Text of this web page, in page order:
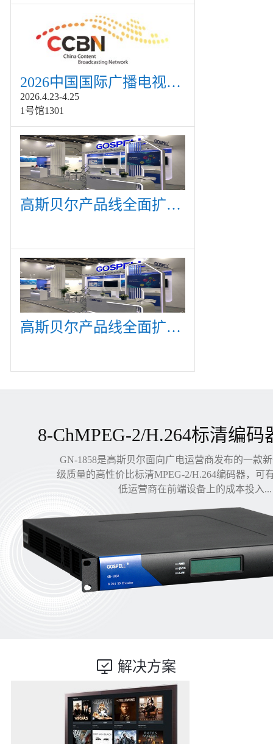
2026中国国际广播电视信息网络展览会展
2026.4.23-4.25
1号馆1301
高斯贝尔产品线全面扩展，众多新产品亮相CommunicAsia 2019
高斯贝尔产品线全面扩展，众多新产品亮相CommunicAsia 2019
8-ChMPEG-2/H.264标清编码
GN-1858是高斯贝尔面向广电运营商发布的一款
级质量的高性价比标清MPEG-2/H.264编码器，可
低运营商在前端设备上的成本投入...
解决方案